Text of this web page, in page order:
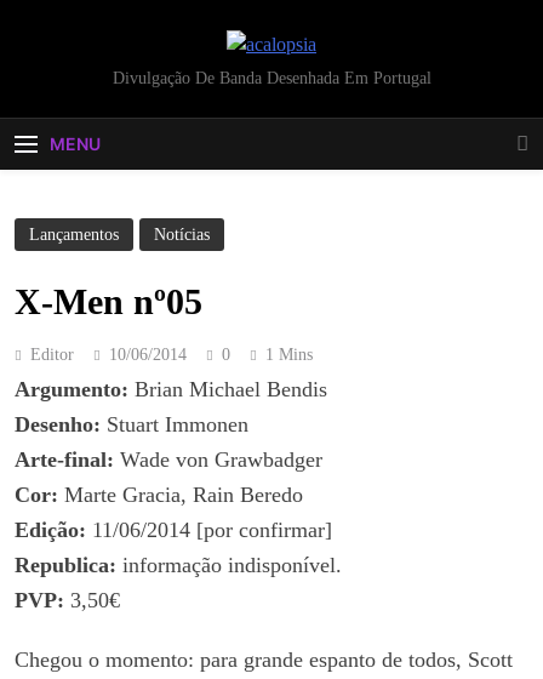
acalopsia
Divulgação De Banda Desenhada Em Portugal
MENU
Lançamentos Notícias
X-Men nº05
Editor 10/06/2014 0 1 Mins
Argumento: Brian Michael Bendis
Desenho: Stuart Immonen
Arte-final: Wade von Grawbadger
Cor: Marte Gracia, Rain Beredo
Edição: 11/06/2014 [por confirmar]
Republica: informação indisponível.
PVP: 3,50€
Chegou o momento: para grande espanto de todos, Scott